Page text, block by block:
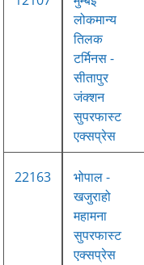
लोकमान्य
तिलक
टर्मिनस -
सीतापुर
जंक्शन
सुपरफास्ट
एक्सप्रेस
22163
भोपाल -
खजुराहो
महामना
सुपरफास्ट
एक्सप्रेस